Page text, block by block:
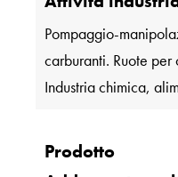
Pompaggio-
carburanti. Ruote
Industria chimica,
Prodotto